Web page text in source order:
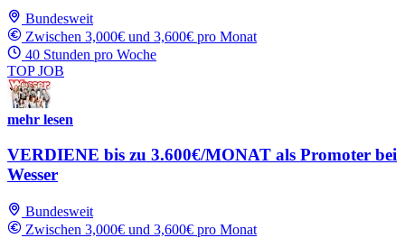
Bundesweit
Zwischen 3,000€ und 3,600€ pro Monat
40 Stunden pro Woche
TOP JOB
mehr lesen
VERDIENE bis zu 3.600€/MONAT als Promoter bei
Wesser
Bundesweit
Zwischen 3,000€ und 3,600€ pro Monat